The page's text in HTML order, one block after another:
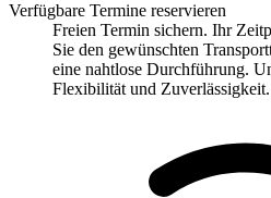
Verfügbare Termine reservieren
Freien Termin sichern. Ihr
Sie den gewünschten
eine nahtlose Durchführung.
Flexibilität und Zuverlässigkeit.